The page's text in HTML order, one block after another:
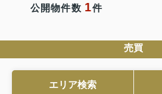
公開物件数 1件
売買
エリア検索